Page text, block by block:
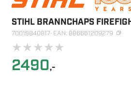
STIHL BRANNCHAPS
70018840817· EAN: 886661209279
★★★★★
2490,-